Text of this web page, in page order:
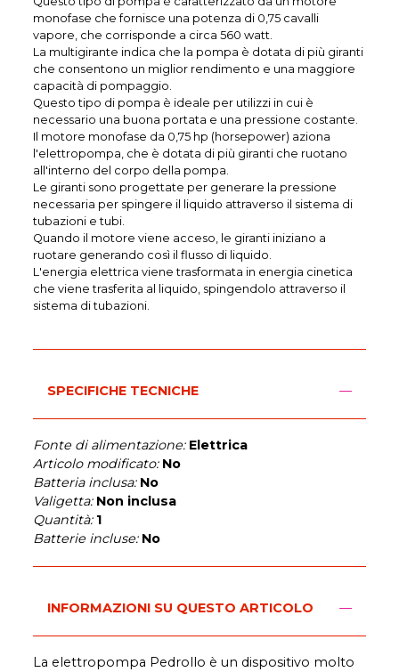
monofase che fornisce una potenza di 0,75 cavalli
vapore, che corrisponde a circa 560 watt.
La multigirante indica che la pompa è dotata di più giranti
che consentono un miglior rendimento e una maggiore
capacità di pompaggio.
Questo tipo di pompa è ideale per utilizzi in cui è
necessario una buona portata e una pressione costante.
Il motore monofase da 0,75 hp (horsepower) aziona
l'elettropompa, che è dotata di più giranti che ruotano
all'interno del corpo della pompa.
Le giranti sono progettate per generare la pressione
necessaria per spingere il liquido attraverso il sistema di
tubazioni e tubi.
Quando il motore viene acceso, le giranti iniziano a
ruotare generando così il flusso di liquido.
L'energia elettrica viene trasformata in energia cinetica
che viene trasferita al liquido, spingendolo attraverso il
sistema di tubazioni.
SPECIFICHE TECNICHE
Fonte di alimentazione: Elettrica
Articolo modificato: No
Batteria inclusa: No
Valigetta: Non inclusa
Quantità: 1
Batterie incluse: No
INFORMAZIONI SU QUESTO ARTICOLO
La elettropompa Pedrollo è un dispositivo molto